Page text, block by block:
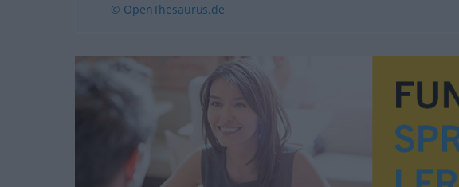
© OpenThesaurus.de